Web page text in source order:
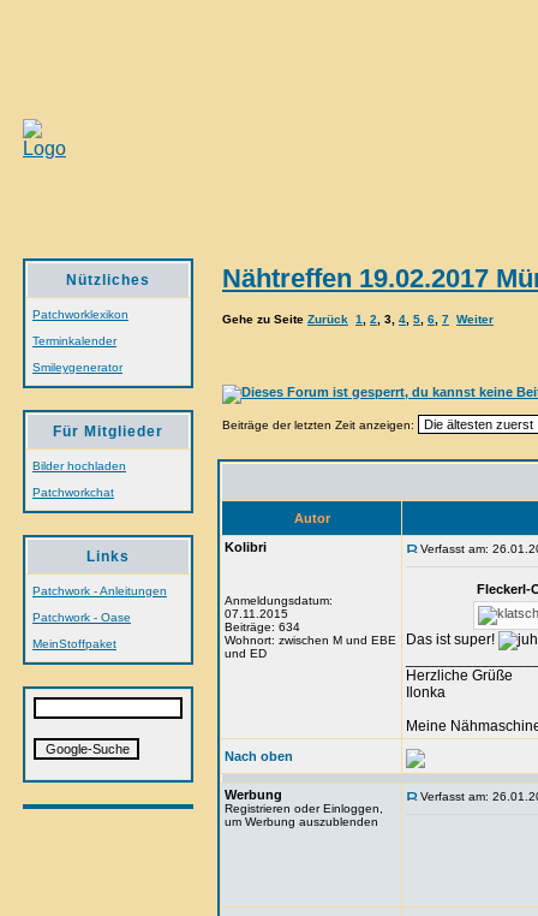
Nützliches
Patchworklexikon
Terminkalender
Smileygenerator
Für Mitglieder
Bilder hochladen
Patchworkchat
Links
Patchwork - Anleitungen
Patchwork - Oase
MeinStoffpaket
Nähtreffen 19.02.2017
Gehe zu Seite Zurück 1 2 3 4 5 6 7 Weiter
Beiträge der letzten Zeit anzeigen:
Autor
Kolibri
Anmeldungsdatum:
07.11.2015
Beiträge: 634
Wohnort: zwischen M und EBE
und ED
Verfasst am:
Fleckerl-
Das ist super!
Herzliche Grüße
Ilonka
Meine
Nach oben
Werbung
Registrieren oder Einloggen,
um Werbung auszublenden
Verfasst am: